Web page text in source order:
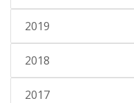
2019
2018
2017